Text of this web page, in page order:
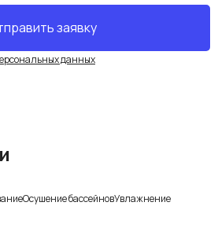
данных
Осушение бассейновУвлажнение